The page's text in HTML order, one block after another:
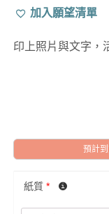
加入願望清單
印上照片與文字，
預計
紙質 *